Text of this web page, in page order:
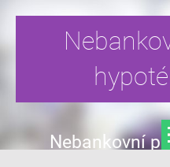
Nebankovní